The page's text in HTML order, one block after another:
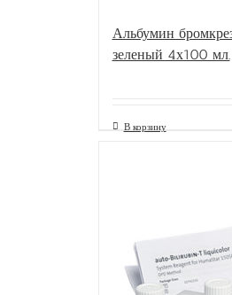
Альбумин
зеленый 4х100 мл.
В корзину